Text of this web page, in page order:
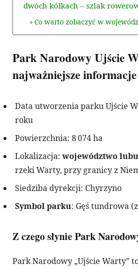
dwóch kółkach – szlak
Co warto zobaczyć w
Park Narodowy Ujście
najważniejsze informacje
Data utworzenia parku Ujście
roku
Powierzchnia: 8 074 ha
Lokalizacja: województwo
rzeki Warty, przy granicy z
Siedziba dyrekcji: Chyrzyno
Symbol parku: Gęś tundrowa
Z czego słynie Park
Park Narodowy „Ujście Warty”